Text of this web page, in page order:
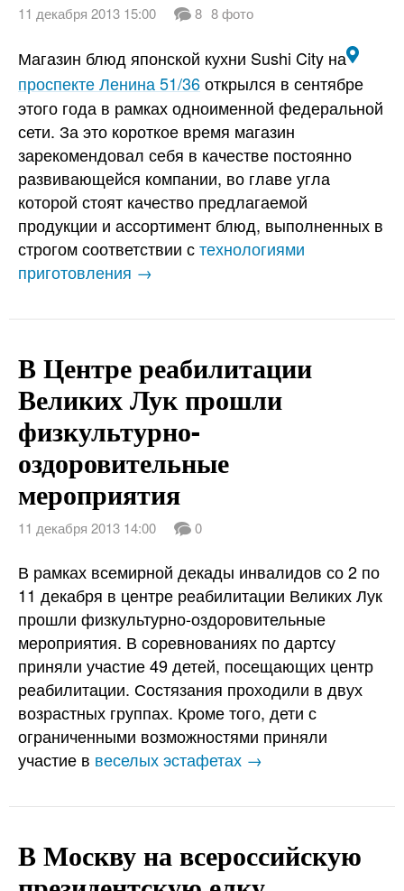
11 декабря 2013 15:00 8 8 фото
Магазин блюд японской кухни Sushi City на
проспекте Ленина 51/36открылся в сентябре
этого года в рамках одноименной федеральной
сети. За это короткое время магазин
зарекомендовал себя в качестве постоянно
развивающейся компании, во главе угла
которой стоят качество предлагаемой
продукции и ассортимент блюд, выполненных в
строгом соответствии стехнологиями
приготовления →
В Центре реабилитации
Великих Лук прошли
физкультурно-
оздоровительные
мероприятия
11 декабря 2013 14:00 0
В рамках всемирной декады инвалидов со 2 по
11 декабря в центре реабилитации Великих Лук
прошли физкультурно-оздоровительные
мероприятия. В соревнованиях по дартсу
приняли участие 49 детей, посещающих центр
реабилитации. Состязания проходили в двух
возрастных группах. Кроме того, дети с
ограниченными возможностями приняли
участие в веселых эстафетах →
В Москву на всероссийскую